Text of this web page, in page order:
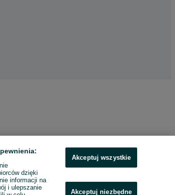
dzięki
informacji na
i ulepszanie
Akceptuj wszystkie
Akceptuj niezbędne